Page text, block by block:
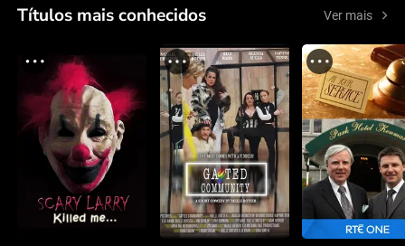
Títulos mais conhecidos Ver mais